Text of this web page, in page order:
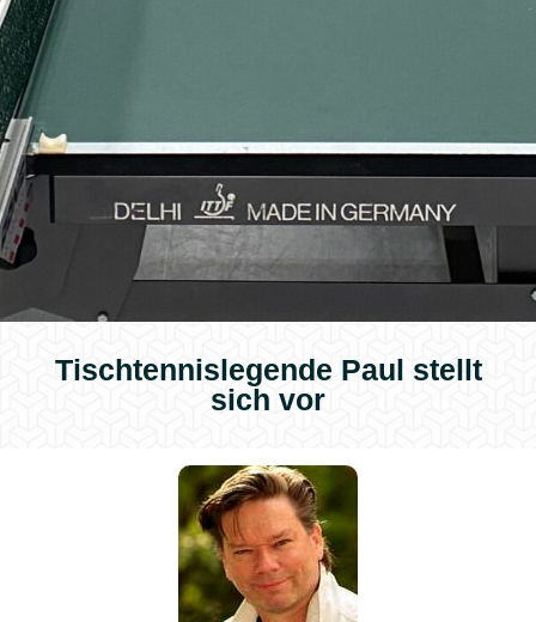
Tischtennislegende Paul stellt
sich vor